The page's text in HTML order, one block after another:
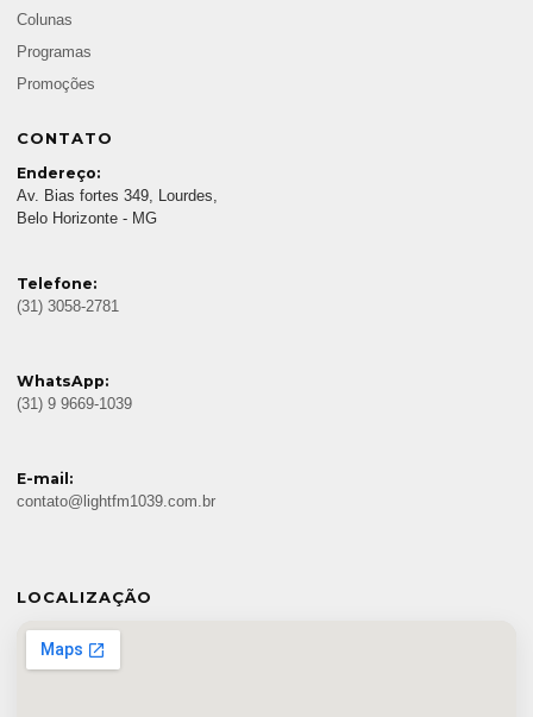
Colunas
Programas
Promoções
CONTATO
Endereço:
Av. Bias fortes 349, Lourdes,
Belo Horizonte - MG
Telefone:
(31) 3058-2781
WhatsApp:
(31) 9 9669-1039
E-mail:
contato@lightfm1039.com.br
LOCALIZAÇÃO